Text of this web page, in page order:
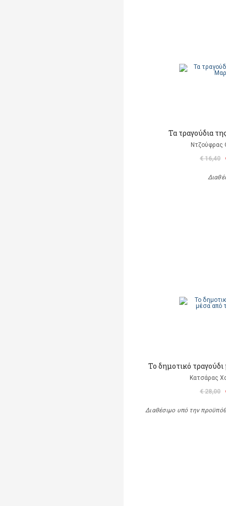
Τα τραγούδια
Ντζούφρας
€ 16,40
Το δημοτικό τραγούδι
Κατσάρας
€ 28,00
Διαθέσιμο υπό την